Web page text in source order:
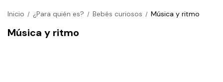
Inicio / ¿Para quién es? / Bebés curiosos / Música y ritmo
Música y ritmo